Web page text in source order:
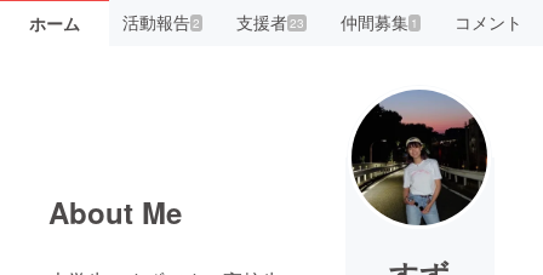
ホーム 活動報告2 支援者 23 仲間募集 1 コメント
About Me